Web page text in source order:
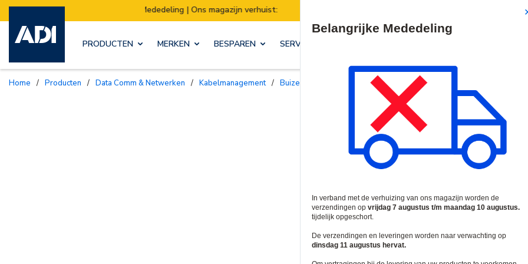
| Ons magazijn verhuist: Verzendingen worden van 7 t/m 10 augustus opgeschort. Denk eraan
PRODUCTEN MERKEN BESPAREN SERVICES & OPLOSSINGEN
Home / Producten / Data Comm & Netwerken / Kabelmanagement / Buizen